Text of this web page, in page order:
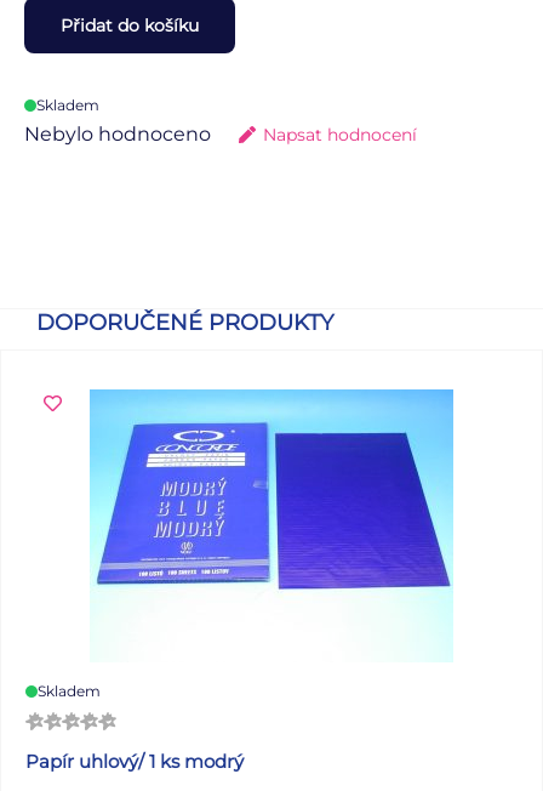
Přidat do košíku
Skladem
Nebylo hodnoceno Napsat hodnocení
DOPORUČENÉ PRODUKTY
Skladem
Papír uhlový/ 1 ks modrý